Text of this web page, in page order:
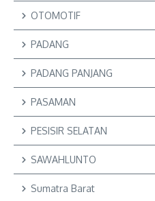
OTOMOTIF
PADANG
PADANG PANJANG
PASAMAN
PESISIR SELATAN
SAWAHLUNTO
Sumatra Barat